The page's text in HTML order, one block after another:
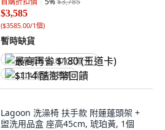
$3,585
($3585.00/1個)
暫時缺貨
最高再省 $180 (王道卡)
$114 酷澎幣回饋
Lagoon 洗澡椅 扶手款 附蓮蓬頭架 +
盥洗用品盒 座高45cm, 琥珀黃, 1個